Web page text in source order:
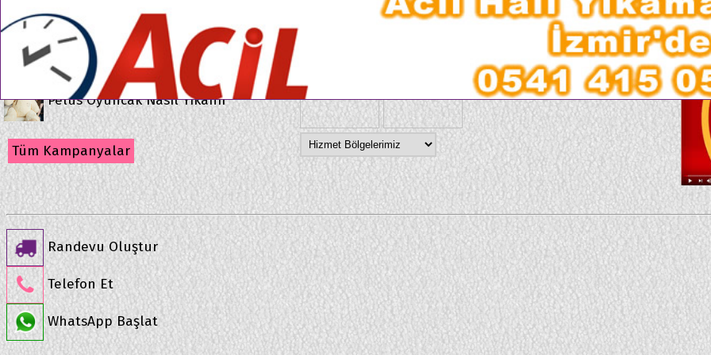
● Kampanyalar
Kedi Köpek Tüyü Nasıl Temizlenir
Pelus Oyuncak Nasıl Yıkanır
Tüm Kampanyalar
●
Randevu Oluştur
Telefon Et
WhatsApp Başlat